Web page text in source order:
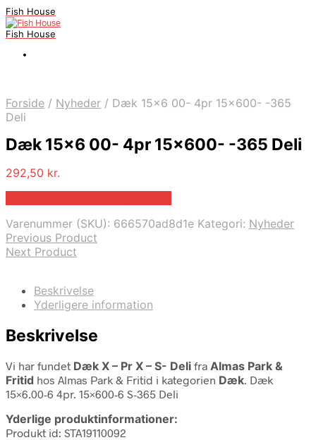
Fish House
Fish House
Forside / Nyheder / Dæk 15×6 00- 4pr 15×600- -365
Deli
Dæk 15×6 00- 4pr 15×600- -365 Deli
292,50 kr.
Varenummer (SKU): 666570ad8d1e Kategori: Nyheder
Previous Product
Next Product
Beskrivelse
Yderligere information
Beskrivelse
Vi har fundet Dæk X – Pr X – S- Deli fra Almas Park &
Fritid hos Almas Park & Fritid i kategorien Dæk. Dæk
15×6.00-6 4pr. 15×600-6 S-365 Deli
Yderlige produktinformationer:
Produkt id: STA19110092